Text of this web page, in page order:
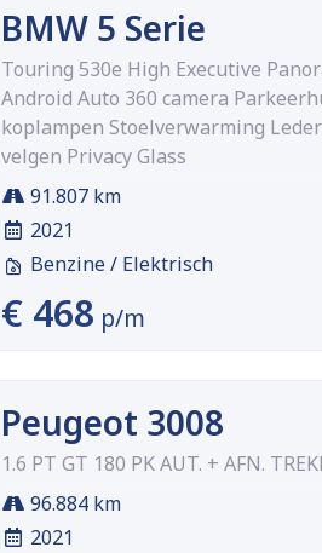
BMW 5 Serie
Touring 530e High Executive
Android Auto 360 camera
koplampen Stoelverwarming
velgen Privacy Glass
91.807 km
2021
Benzine / Elektrisch
€ 468 p/m
Peugeot 3008
1.6 PT GT 180 PK AUT. + AFN.
96.884 km
2021